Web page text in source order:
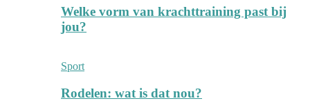
Welke vorm van krachttraining past bij
jou?
Sport
Rodelen: wat is dat nou?